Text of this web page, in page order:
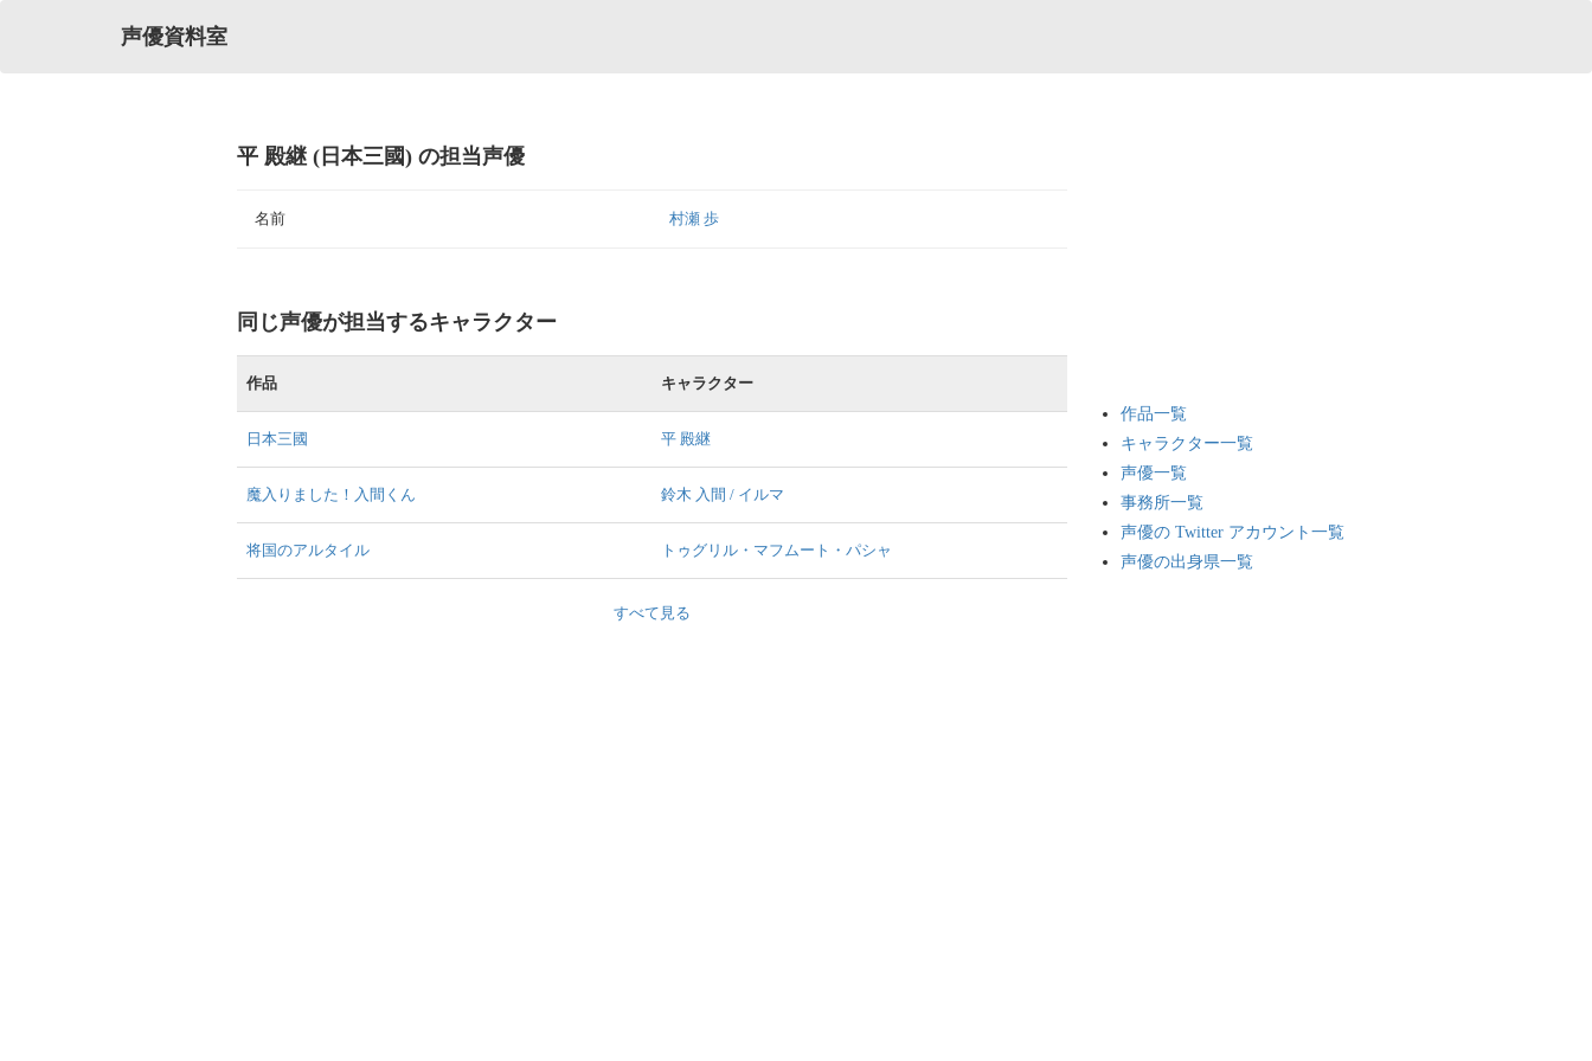
声優資料室
平 殿継 (日本三國) の担当声優
名前 村瀬 歩
同じ声優が担当するキャラクター
作品 キャラクター
日本三國 平 殿継
魔入りました！入間くん 鈴木 入間 / イルマ
将国のアルタイル トゥグリル・マフムート・パシャ
すべて見る
作品一覧
キャラクター一覧
声優一覧
事務所一覧
声優の Twitter アカウント一覧
声優の出身県一覧